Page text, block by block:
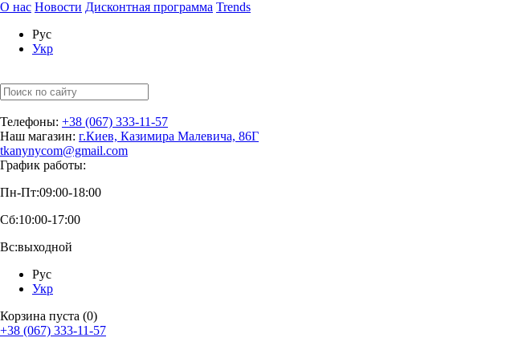
О нас Новости Дисконтная программа Trends
Рус
Укр
Телефоны: +38 (067) 333-11-57
Наш магазин: г.Киев, Казимира Малевича, 86Г
tkanynycom@gmail.com
График работы:
Пн-Пт:09:00-18:00
Сб:10:00-17:00
Вс:выходной
Рус
Укр
Корзина пуста (0)
+38 (067) 333-11-57